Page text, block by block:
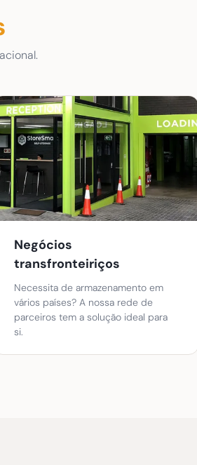
Negócios
transfronteiriços
Necessita de armazenamento em
vários países? A nossa rede de
parceiros tem a solução ideal para
si.